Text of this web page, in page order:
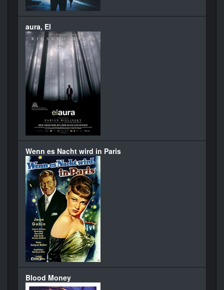
aura, El
Wenn es Nacht wird in Paris
Blood Money